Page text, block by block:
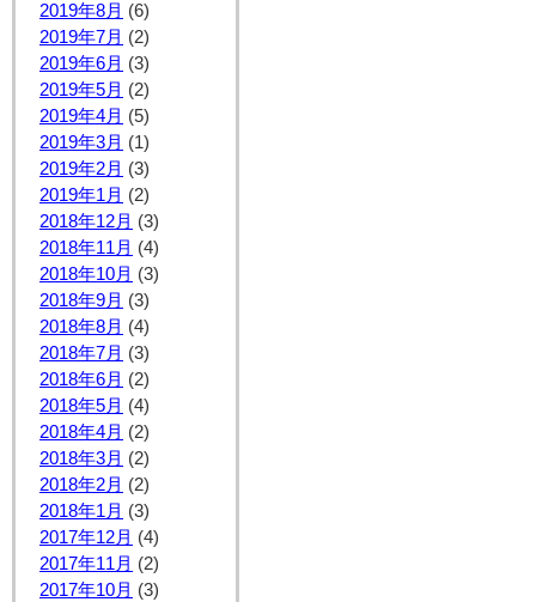
2019年8月 (6)
2019年7月 (2)
2019年6月 (3)
2019年5月 (2)
2019年4月 (5)
2019年3月 (1)
2019年2月 (3)
2019年1月 (2)
2018年12月 (3)
2018年11月 (4)
2018年10月 (3)
2018年9月 (3)
2018年8月 (4)
2018年7月 (3)
2018年6月 (2)
2018年5月 (4)
2018年4月 (2)
2018年3月 (2)
2018年2月 (2)
2018年1月 (3)
2017年12月 (4)
2017年11月 (2)
2017年10月 (3)